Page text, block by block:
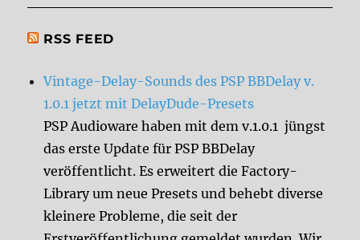
RSS FEED
Vintage-Delay-Sounds des PSP BBDelay v.
1.0.1 jetzt mit DelayDude-Presets
PSP Audioware haben mit dem v.1.0.1 jüngst
das erste Update für PSP BBDelay
veröffentlicht. Es erweitert die Factory-
Library um neue Presets und behebt diverse
kleinere Probleme, die seit der